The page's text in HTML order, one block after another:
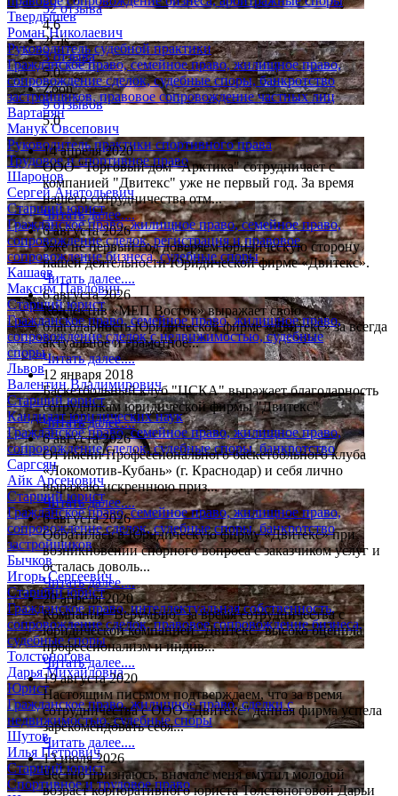
Твердышев
Роман Николаевич
Руководитель судебной практики
Гражданское право, семейное право, жилищное право,
сопровождение сделок, судебные споры, банкротство
застройщиков, правовое сопровождение частных лиц
Вартанян
Манук Овсепович
Руководитель практики спортивного права
Трудовое и спортивное право
Шаронов
Сергей Анатольевич
Старший юрист
Гражданское право, жилищное право, семейное право,
сопровождение сделок, регистрация и правовое
сопровождение бизнеса, судебные споры
Кашаев
Максим Павлович
Старший юрист
Гражданское право, семейное право, жилищное право,
сопровождение сделок с недвижимостью, судебные
споры
Львов
Валентин Владимирович
Старший юрист
Кандидат юридических наук
Гражданское право, семейное право, жилищное право,
сопровождение сделок, судебные споры, банкротство
Саргсян
Айк Арсенович
Старший юрист
Гражданское право, семейное право, жилищное право,
сопровождение сделок, судебные споры, банкротство
застройщиков
Бычков
Игорь Сергеевич
Старший юрист
Гражданское право, интеллектуальная собственность,
сопровождение сделок, правовое сопровождение бизнеса,
судебные споры
Толстоногова
Дарья Михайловна
Юрист
Гражданское право, жилищное право, сделки с
недвижимостью, судебные споры
Шутов
Илья Петрович
Старший юрист
Спортивное и трудовое право
52 отзыва
4.6
2Gis
3 отзыва
5.0
Zoon
9 отзывов
5.0
14 апреля 2020
ООО "Торговый дом "Арктика" сотрудничает с
компанией "Двитекс" уже не первый год. За время
нашего сотрудничества отм...
Читать далее....
6 августа 2026
Уже не первый год доверяем юридическую сторону
нашей деятельности Юридической фирме «Двитекс».
Читать далее....
6 августа 2026
Коллектив «МЕП Восток» выражает свою
благодарность Юридической фирме «Двитекс» за всегда
актуальное и грамотное...
Читать далее....
12 января 2018
Баскетбольный клуб "ЦСКА" выражает благодарность
сотрудникам юридической фирмы "Двитекс"
Читать далее....
6 августа 2026
От имени Профессионального баскетбольного клуба
«Локомотив-Кубань» (г. Краснодар) и себя лично
выражаю искреннюю приз...
Читать далее....
6 августа 2026
Обратилась в Юридическую фирму «Двитекс» при
возникновении спорного вопроса с заказчиком услуг и
осталась доволь...
Читать далее....
20 апреля 2020
Компания "ВерумБио" за время сотрудничества с
юридической компанией "Двитекс" высоко оценила
профессионализм и индив...
Читать далее....
19 августа 2020
Настоящим письмом подтверждаем, что за время
сотрудничества с ООО "Двитекс" данная фирма успела
зарекомендовать себя...
Читать далее....
13 июля 2026
Честно признаюсь, вначале меня смутил молодой
возраст корпоративного юриста Толстоноговой Дарьи